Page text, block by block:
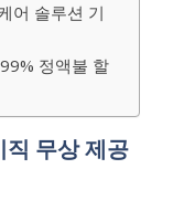
어 솔루션 기
정액불 할
무상 제공